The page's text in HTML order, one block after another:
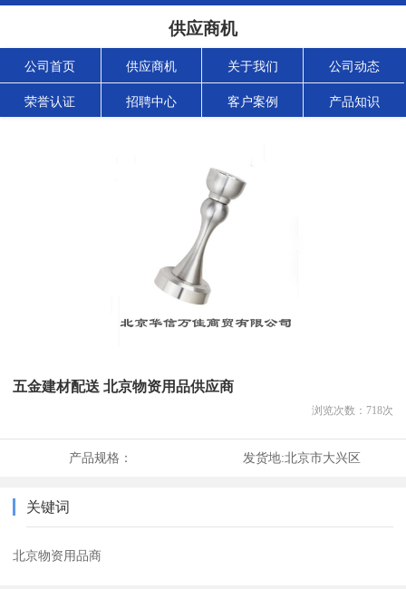
供应商机
公司首页 供应商机 关于我们 公司动态
荣誉认证 招聘中心 客户案例 产品知识
五金建材配送 北京物资用品供应商
浏览次数： 718次
产品规格： 发货地:北京市大兴区
关键词
北京物资用品商